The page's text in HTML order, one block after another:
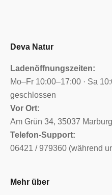
Deva Natur
Ladenöffnungszeiten:
Mo–Fr 10:00–17:00 · Sa
geschlossen
Vor Ort:
Am Grün 34, 35037 Marburg
Telefon-Support:
06421 / 979360 (während
Mehr über